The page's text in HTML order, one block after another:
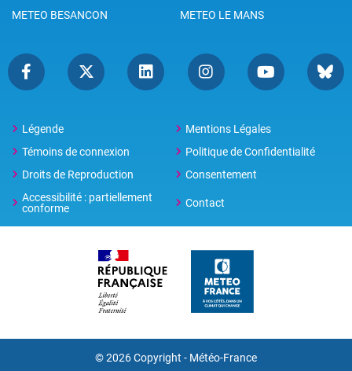
METEO BESANCON
METEO LE MANS
Légende
Mentions Légales
Témoins de connexion
Politique de Confidentialité
Droits de Reproduction
Consentement
Accessibilité : partiellement
conforme
Contact
© 2026 Copyright - Météo-France